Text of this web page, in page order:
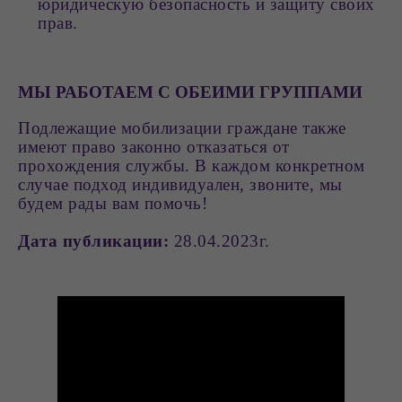
юридическую безопасность и защиту своих
прав.
МЫ РАБОТАЕМ С ОБЕИМИ ГРУППАМИ
Подлежащие мобилизации граждане также
имеют право законно отказаться от
прохождения службы. В каждом конкретном
случае подход индивидуален, звоните, мы
будем рады вам помочь!
Дата публикации: 28.04.2023г.